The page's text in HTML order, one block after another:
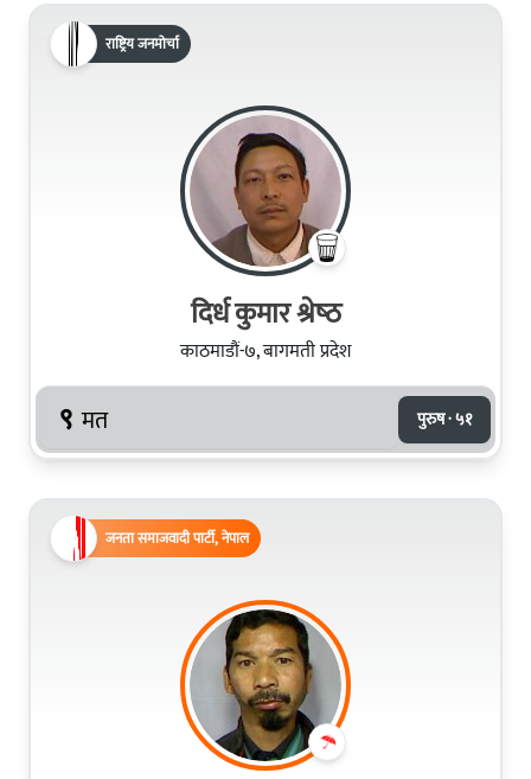
राष्ट्रिय जनमोर्चा
दिर्ध कुमार श्रेष्‍ठ
काठमाडौं-७, बागमती प्रदेश
९ मत पुरुष · ५१
जनता समाजवादी पार्टी, नेपाल